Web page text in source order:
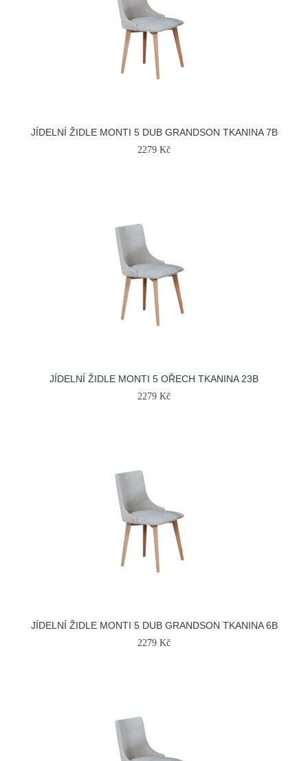
JÍDELNÍ ŽIDLE MONTI 5 DUB GRANDSON TKANINA 7B
2279 Kč
JÍDELNÍ ŽIDLE MONTI 5 OŘECH TKANINA 23B
2279 Kč
JÍDELNÍ ŽIDLE MONTI 5 DUB GRANDSON TKANINA 6B
2279 Kč